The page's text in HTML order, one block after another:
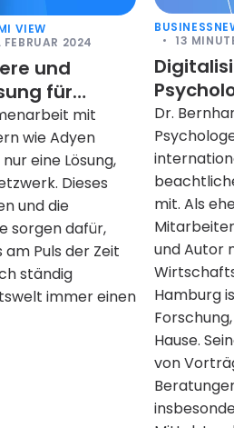
VIEW
FEBRUAR 2024
und
für
mit
wie Adyen
eine Lösung,
Dieses
und die
sorgen dafür,
Puls der Zeit
ständig
immer einen
BUSINESS
13
mit Dr.
Dr.
mit. Als
und Autor
Hamburg
Hause.
von